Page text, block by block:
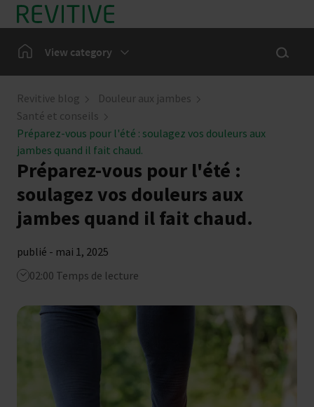
En Bref
HomeView category
Notre communauté
Actualités
Show
Revitive blog
Douleur aux jambes
Santé et conseils
Préparez-vous pour l'été : soulagez vos douleurs aux
jambes quand il fait chaud.
Préparez-vous pour l'été :
soulagez vos douleurs aux
jambes quand il fait chaud.
publié - mai 1, 2025
02:00 Temps de lecture